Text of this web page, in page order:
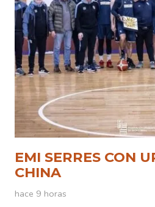
EMI SERRES CON
CHINA
hace 9 horas